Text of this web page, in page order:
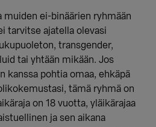
muiden ei-binäärien ryhmään
tarvitse ajatella olevasi
transgender,
tai yhtään mikään. Jos
kanssa pohtia omaa, ehkäpä
tämä ryhmä on
on 18 vuotta, yläikärajaa
ja sen aikana